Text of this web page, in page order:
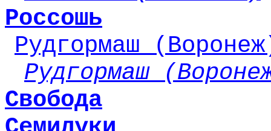
Россошь
Рудгормаш
Рудгормаш
Свобода